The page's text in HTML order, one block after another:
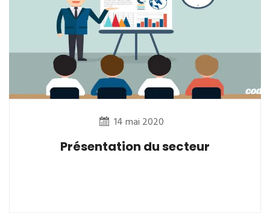
14 mai 2020
Présentation du secteur